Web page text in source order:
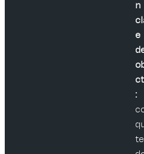
n
e
:
te